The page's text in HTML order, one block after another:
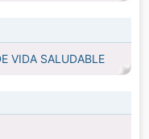
VIDA SALUDABLE